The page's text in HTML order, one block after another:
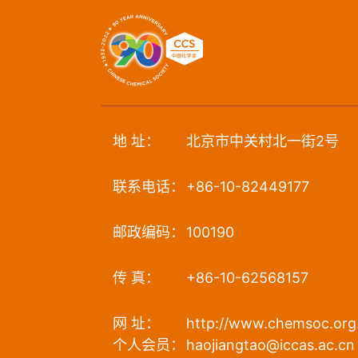
地 址： 北京市中关村北一街2号
联系电话： +86-10-82449177
邮政编码： 100190
传 真： +86-10-62568157
网 址：
http://
个人会员：
haojiangtao@iccas.ac.cn